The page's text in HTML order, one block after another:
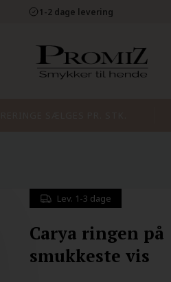
1-2 dage levering
Lev. 1-3 dage
Carya ringen på
smukkeste vis